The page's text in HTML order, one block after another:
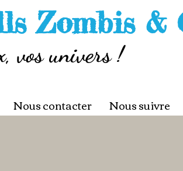
Zombis &
vos univers !
Nous contacter Nous suivre